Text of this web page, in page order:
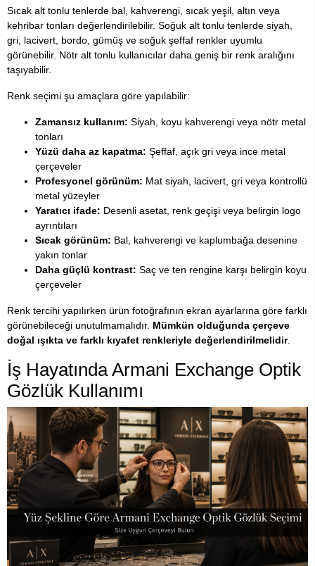
Sıcak alt tonlu tenlerde bal, kahverengi, sıcak yeşil, altın veya
kehribar tonları değerlendirilebilir. Soğuk alt tonlu tenlerde siyah,
gri, lacivert, bordo, gümüş ve soğuk şeffaf renkler uyumlu
görünebilir. Nötr alt tonlu kullanıcılar daha geniş bir renk aralığını
taşıyabilir.
Renk seçimi şu amaçlara göre yapılabilir:
Zamansız kullanım: Siyah, koyu kahverengi veya nötr metal
tonları
Yüzü daha az kapatma: Şeffaf, açık gri veya ince metal
çerçeveler
Profesyonel görünüm: Mat siyah, lacivert, gri veya kontrollü
metal yüzeyler
Yaratıcı ifade: Desenli asetat, renk geçişi veya belirgin logo
ayrıntıları
Sıcak görünüm: Bal, kahverengi ve kaplumbağa desenine
yakın tonlar
Daha güçlü kontrast: Saç ve ten rengine karşı belirgin koyu
çerçeveler
Renk tercihi yapılırken ürün fotoğrafının ekran ayarlarına göre farklı
görünebileceği unutulmamalıdır. Mümkün olduğunda çerçeve
doğal ışıkta ve farklı kıyafet renkleriyle değerlendirilmelidir.
İş Hayatında Armani Exchange Optik
Gözlük Kullanımı